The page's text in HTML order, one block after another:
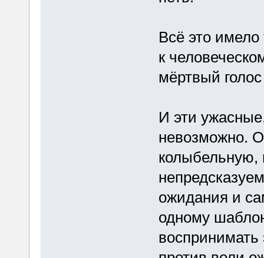
Всё это имело
к
мёртвый
И эти
невозможно.
колыбельную,
ожидания и
одному